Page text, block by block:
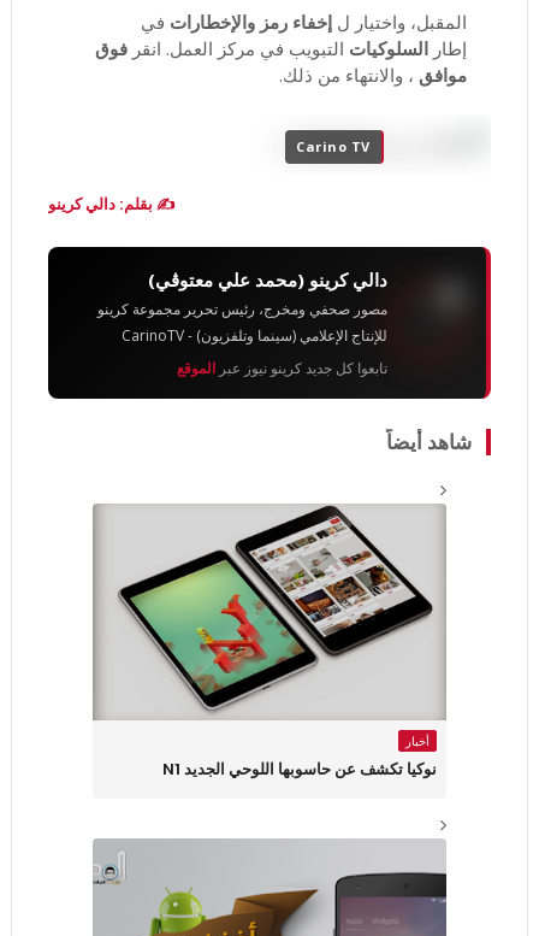
المقبل، واختيار ل إخفاء رمز والإخطارات في
إطار السلوكيات التبويب في مركز العمل. انقر فوق
موافق ، والانتهاء من ذلك.
Carino TV
✍️ بقلم: دالي كرينو
دالي كرينو (محمد علي معتوڨي)
مصور صحفي ومخرج، رئيس تحرير مجموعة كرينو
للإنتاج الإعلامي (سينما وتلفزيون) - CarinoTV
تابعوا كل جديد كرينو نيوز عبر الموقع
شاهد أيضاً
أخبار
نوكيا تكشف عن حاسوبها اللوحي الجديد N1